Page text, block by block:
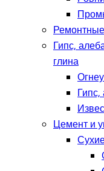
Гипс,
глина
Гипс,
Цемент и